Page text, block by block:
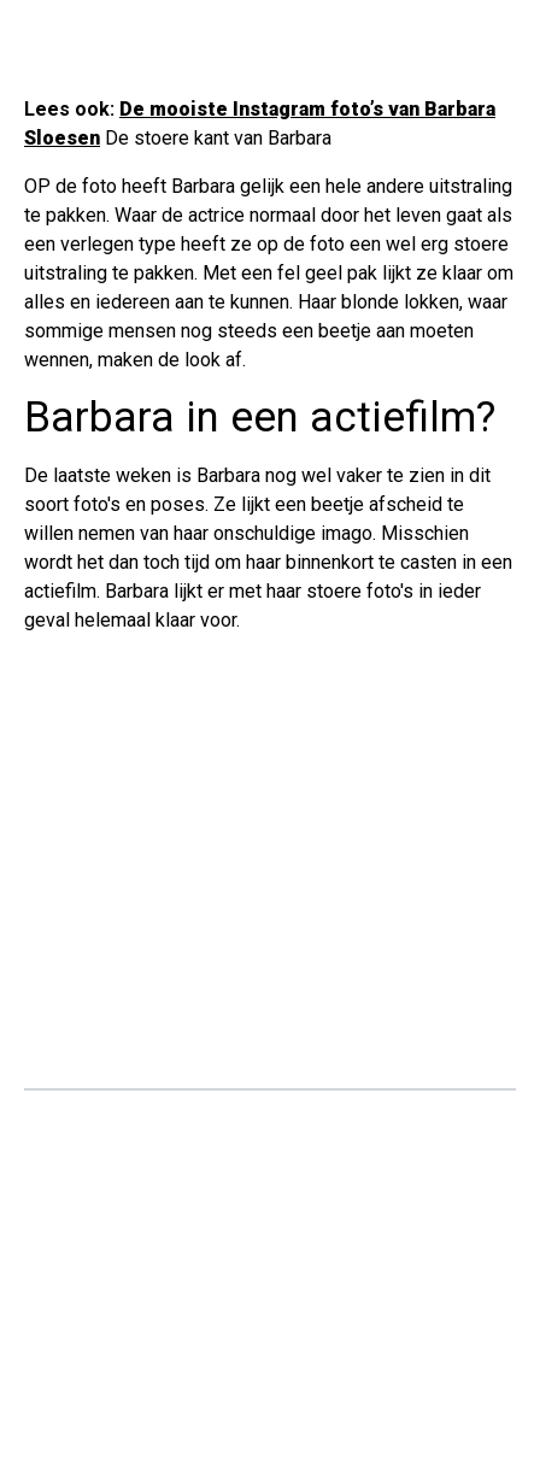
Lees ook: De mooiste Instagram foto’s van Barbara
Sloesen De stoere kant van Barbara
OP de foto heeft Barbara gelijk een hele andere uitstraling
te pakken. Waar de actrice normaal door het leven gaat als
een verlegen type heeft ze op de foto een wel erg stoere
uitstraling te pakken. Met een fel geel pak lijkt ze klaar om
alles en iedereen aan te kunnen. Haar blonde lokken, waar
sommige mensen nog steeds een beetje aan moeten
wennen, maken de look af.
Barbara in een actiefilm?
De laatste weken is Barbara nog wel vaker te zien in dit
soort foto's en poses. Ze lijkt een beetje afscheid te
willen nemen van haar onschuldige imago. Misschien
wordt het dan toch tijd om haar binnenkort te casten in een
actiefilm. Barbara lijkt er met haar stoere foto's in ieder
geval helemaal klaar voor.